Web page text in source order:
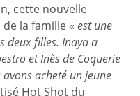
cette nouvelle
la famille « est une
deux filles. Inaya a
et Inès de Coquerie
acheté un jeune
Hot Shot du